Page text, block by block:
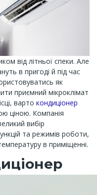
від літньої спеки. Але
в пригоді й під час
як
приємний мікроклімат
варто кондиціонер
ціною. Компанія
вибір
та режимів роботи,
в приміщенні.